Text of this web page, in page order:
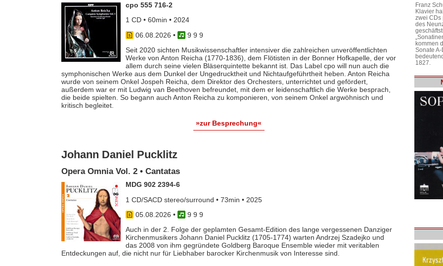
cpo 555 716-2
1 CD • 60min • 2024
06.08.2026 •
9 9 9
Seit 2020 sichten Musikwissenschaftler intensiver die zahlreichen unveröffentlichten
Werke von Anton Reicha (1770-1836), dem Flötisten in der Bonner Hofkapelle, der vor
allem durch seine vielen Bläserquintette bekannt ist. Das Label cpo will nun auch die
symphonischen Werke aus dem Dunkel der Ungedrucktheit und Nichtaufgeführtheit heben. Anton Reicha
wurde von seinem Onkel Jospeh Reicha, dem Direktor des Orchesters, unterrichtet und gefördert,
außerdem war er mit Ludwig van Beethoven befreundet, mit dem er leidenschaftlich die Werke besprach,
die beide spielten. So begann auch Anton Reicha zu komponieren, von seinem Onkel argwöhnisch und
kritisch begleitet.
»zur Besprechung«
Johann Daniel Pucklitz
Opera Omnia Vol. 2 • Cantatas
MDG 902 2394-6
1 CD/SACD stereo/surround • 73min • 2025
05.08.2026 •
9 9 9
Auch in der 2. Folge der geplamten Gesamt-Edition des lange vergessenen Danziger
Kirchenmusikers Johann Daniel Pucklitz (1705-1774) warten Andrzej Szadejko und
das 2008 von ihm gegründete Goldberg Baroque Ensemble wieder mit veritablen
Entdeckungen auf, die nicht nur für Liebhaber barocker Kirchenmusik von Interesse sind.
Franz
Klavier
zwei CDs
des
kommen
Sonate
1827.